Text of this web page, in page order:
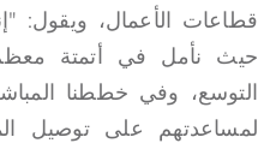
قطاعات الأعمال، ويقول:
حيث نأمل في أتمتة معظم
التوسع، وفي خططنا
لمساعدتهم على توصيل